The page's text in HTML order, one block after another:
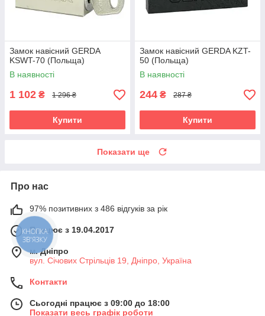
Замок навісний GERDA
KSWT-70 (Польща)
В наявності
1 102 ₴ 1 296 ₴
Купити
Замок навісний GERDA KZT-
50 (Польща)
В наявності
244 ₴ 287 ₴
Купити
Показати ще
Про нас
97% позитивних з 486 відгуків за рік
Працює з 19.04.2017
м. Дніпро
вул. Січових Стрільців 19, Дніпро, Україна
Контакти
Сьогодні працює з 09:00 до 18:00
Показати весь графік роботи
КНОПКА
ЗВ'ЯЗКУ